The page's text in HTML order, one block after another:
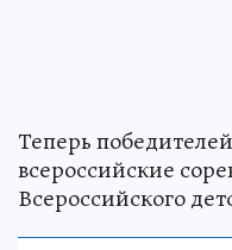
Теперь
всероссийские
Всероссийского